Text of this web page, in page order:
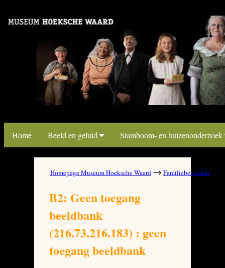
Home Beeld en geluid Stamboom- en huizenonderzoek
Homepage Museum Hoeksche Waard → Familieberichten
B2: Geen toegang
beeldbank
(216.73.216.183) : geen
toegang beeldbank